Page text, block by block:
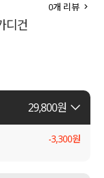
디건
0개 리뷰
29,800원
-3,300원